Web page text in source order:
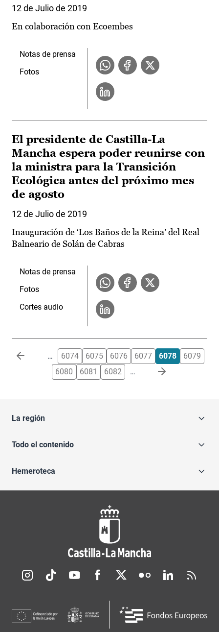
12 de Julio de 2019
En colaboración con Ecoembes
Notas de prensa
Fotos
El presidente de Castilla-La
Mancha espera poder reunirse con
la ministra para la Transición
Ecológica antes del próximo mes
de agosto
12 de Julio de 2019
Inauguración de ‘Los Baños de la Reina’ del Real
Balneario de Solán de Cabras
Notas de prensa
Fotos
Cortes audio
Paginación … 6074 6075 6076 6077 6078
6079
6080
6081 6082 …
La región
Todo el contenido
Hemeroteca
Redes sociales JCCM